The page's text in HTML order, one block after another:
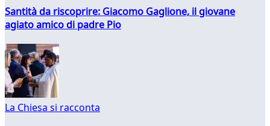
Santità da riscoprire: Giacomo Gaglione, il giovane
agiato amico di padre Pio
La Chiesa si racconta